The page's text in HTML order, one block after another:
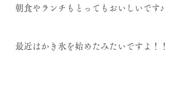
朝食やランチもとってもおいしいです♪
最近はかき氷を始めたみたいですよ！！